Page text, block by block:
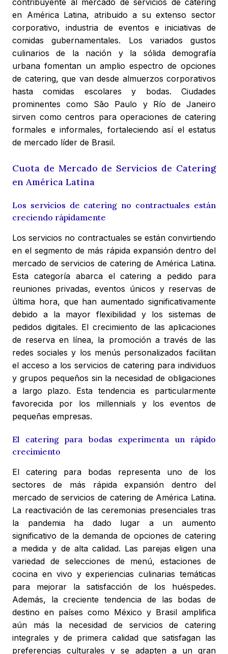
contribuyente al mercado de servicios de catering
en América Latina, atribuido a su extenso sector
corporativo, industria de eventos e iniciativas de
comidas gubernamentales. Los variados gustos
culinarios de la nación y la sólida demografía
urbana fomentan un amplio espectro de opciones
de catering, que van desde almuerzos corporativos
hasta comidas escolares y bodas. Ciudades
prominentes como São Paulo y Río de Janeiro
sirven como centros para operaciones de catering
formales e informales, fortaleciendo así el estatus
de mercado líder de Brasil.
Cuota de Mercado de Servicios de Catering
en América Latina
Los servicios de catering no contractuales están
creciendo rápidamente
Los servicios no contractuales se están convirtiendo
en el segmento de más rápida expansión dentro del
mercado de servicios de catering de América Latina.
Esta categoría abarca el catering a pedido para
reuniones privadas, eventos únicos y reservas de
última hora, que han aumentado significativamente
debido a la mayor flexibilidad y los sistemas de
pedidos digitales. El crecimiento de las aplicaciones
de reserva en línea, la promoción a través de las
redes sociales y los menús personalizados facilitan
el acceso a los servicios de catering para individuos
y grupos pequeños sin la necesidad de obligaciones
a largo plazo. Esta tendencia es particularmente
favorecida por los millennials y los eventos de
pequeñas empresas.
El catering para bodas experimenta un rápido
crecimiento
El catering para bodas representa uno de los
sectores de más rápida expansión dentro del
mercado de servicios de catering de América Latina.
La reactivación de las ceremonias presenciales tras
la pandemia ha dado lugar a un aumento
significativo de la demanda de opciones de catering
a medida y de alta calidad. Las parejas eligen una
variedad de selecciones de menú, estaciones de
cocina en vivo y experiencias culinarias temáticas
para mejorar la satisfacción de los huéspedes.
Además, la creciente tendencia de las bodas de
destino en países como México y Brasil amplifica
aún más la necesidad de servicios de catering
integrales y de primera calidad que satisfagan las
preferencias culturales y se adapten a un gran